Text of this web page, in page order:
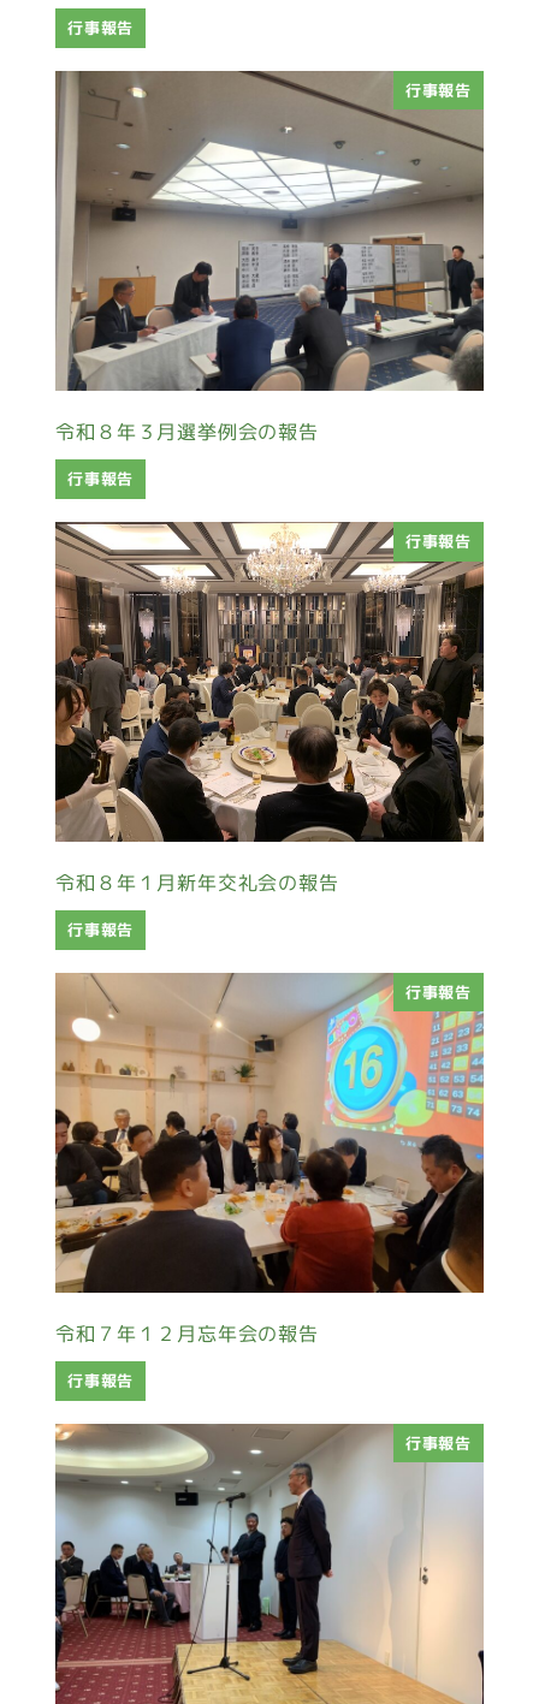
行事報告
行事報告
令和８年３月選挙例会の報告
行事報告
行事報告
令和８年１月新年交礼会の報告
行事報告
行事報告
令和７年１２月忘年会の報告
行事報告
行事報告